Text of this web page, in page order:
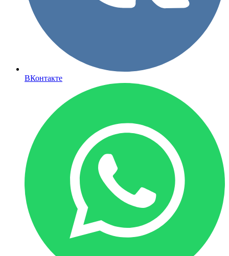
ВКонтакте